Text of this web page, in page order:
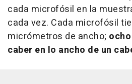
cada microfósil en la
cada vez. Cada microfósil
micrómetros de ancho;
caber en lo ancho de un